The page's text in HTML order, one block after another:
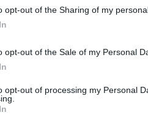
opt-out of the Sharing of my
opt-out of the Sale of my Personal
opt-out of processing my Personal
למנות את משרד התפוצות
החוץ.